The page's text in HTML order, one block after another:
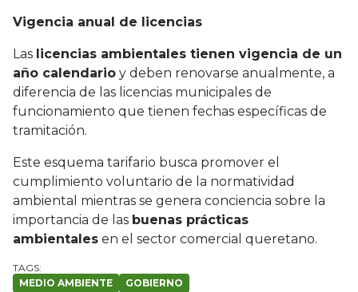
Vigencia anual de licencias
Las licencias ambientales tienen vigencia de un
año calendario y deben renovarse anualmente, a
diferencia de las licencias municipales de
funcionamiento que tienen fechas específicas de
tramitación.
Este esquema tarifario busca promover el
cumplimiento voluntario de la normatividad
ambiental mientras se genera conciencia sobre la
importancia de las buenas prácticas
ambientales en el sector comercial queretano.
MEDIO AMBIENTE GOBIERNO